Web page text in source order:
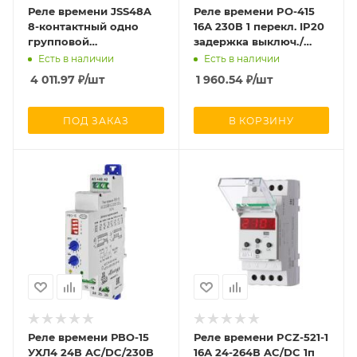
Реле времени JSS48A
8-контактный одно
групповой
переключатель
многодиапазонной
задержки питания
CHINT 300084
Есть в наличии
4 011.97 ₽/шт
ПОД ЗАКАЗ
Реле времени PO-415
16А 230В 1 перекл. IP20
задержка выключ./
управ. контактом
монтаж на DIN-рейке
F&F EA02.001.018
Есть в наличии
1 960.54₽/шт
В КОРЗИНУ
Реле времени РВО-15
УХЛ4 24В AC/DC/230В
Реле времени PCZ-521-1
16А 24-264В AC/DC 1п